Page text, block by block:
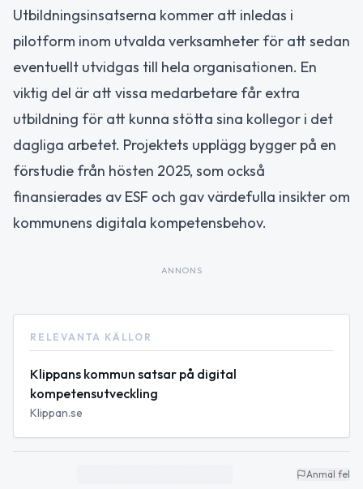
Utbildningsinsatserna kommer att inledas i
pilotform inom utvalda verksamheter för att sedan
eventuellt utvidgas till hela organisationen. En
viktig del är att vissa medarbetare får extra
utbildning för att kunna stötta sina kollegor i det
dagliga arbetet. Projektets upplägg bygger på en
förstudie från hösten 2025, som också
finansierades av ESF och gav värdefulla insikter om
kommunens digitala kompetensbehov.
ANNONS
RELEVANTA KÄLLOR
Klippans kommun satsar på digital
kompetensutveckling
Klippan.se
Anmäl fel